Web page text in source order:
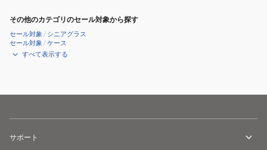
その他のカテゴリのセール対象から探す
セール対象 / シニアグラス
セール対象 /ケース
すべて表示する
サポート